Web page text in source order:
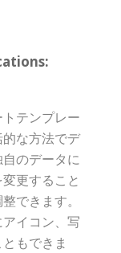
テンプレー
な方法でデ
のデータに
更すること
できます。
イコン、写
もできま